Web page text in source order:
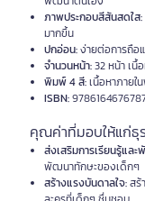
ภาพประกอบสีสันสดใส:
มากขึ้น
ปกอ่อน:ง่ายต่อการถือ
จำนวนหน้า:32 หน้า เนื้
พิมพ์ 4 สี:เนื้อหาภายใ
ISBN:
คุณค่าที่มอบให้แก่ธุ
ส่งเสริมการเรียนรู้แล
พัฒนาทักษะของเด็กๆ
สร้างแรงบันดาลใจ:สร้